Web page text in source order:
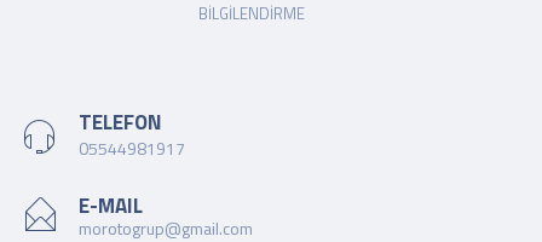
BILGILENDIRME
TELEFON
05544981917
E-MAIL
morotogrup@gmail.com